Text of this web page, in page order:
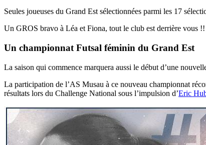
Seules joueuses du Grand Est sélectionnées parmi les 17
Un GROS bravo à Léa et Fiona, tout le club est derrière vous !!
Un championnat Futsal féminin du Grand Est
La saison qui commence marquera aussi le début d’une
La participation de l’AS Musau à ce nouveau championnat
résultats lors du Challenge National sous l’impulsion d’Eric